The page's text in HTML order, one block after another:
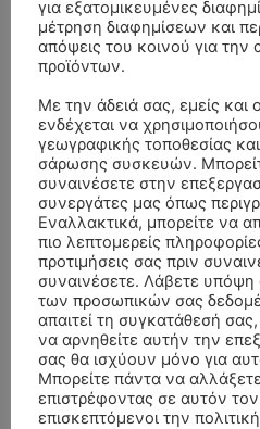
για εξατομικευμένες
μέτρηση διαφημίσεων και
απόψεις του κοινού για την
προϊόντων.
Με την άδειά σας, εμείς και
ενδέχεται να
γεωγραφικής τοποθεσίας
σάρωσης συσκευών.
συναινέσετε στην
συνεργάτες μας όπως
Εναλλακτικά, μπορείτε να
πιο λεπτομερείς
προτιμήσεις σας πριν
συναινέσετε. Λάβετε υπόψη
των προσωπικών σας
απαιτεί τη συγκατάθεσή
να αρνηθείτε αυτήν την
σας θα ισχύουν μόνο για
Μπορείτε πάντα να αλλάξετε
επιστρέφοντας σε αυτόν
επισκεπτόμενοι την